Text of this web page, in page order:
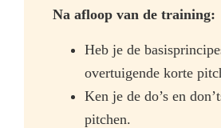
Na afloop van de training:
Heb je de
overtuigende korte
Ken je de do’s en
pitchen.